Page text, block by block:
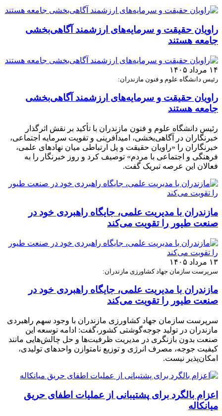
راویان حقیقت و سرمایه‌های ارزشمند آگاهی‌بخشی
جامعه هستند
۱۴ مرداد ۱۴۰۵
رئیس دانشگاه علوم و فنون مازندران:
راویان حقیقت و سرمایه‌های ارزشمند آگاهی‌بخشی
جامعه هستند
رئیس دانشگاه علوم و فنون مازندران با تأکید بر نقش اثرگذار
خبرنگاران در آگاهی‌بخشی، امیدآفرینی و تقویت سرمایه اجتماعی،
خبرنگاران را «راویان حقیقت و پل ارتباطی میان نهادهای علمی،
فرهنگی و اجتماعی با مردم» توصیف کرد و روز خبرنگار را به
فعالان این عرصه تبریک گفت.
مازندران با مدیریت علمی، جایگاه راهبردی خود در
صنعت طیور را تقویت می‌کند
۱۳ مرداد ۱۴۰۵
سرپرست سازمان جهاد کشاورزی مازندران:
مازندران با مدیریت علمی، جایگاه راهبردی خود در
صنعت طیور را تقویت می‌کند
سرپرست سازمان جهاد کشاورزی مازندران با وجود سهم راهبردی
مازندران در تولید جوجه‌گوشتی کشور،گفت: ادامه توسعه این
صنعت بدون بازنگری در مدیریت ظرفیت‌ها و حل چالش‌هایی مانند
کیفیت جوجه، مصرف انرژی و توزیع نامتوازن واحدهای تولیدی،
امکان‌پذیر نیست.
اعزام بالگرد برای پشتیبانی از عملیات اطفای حریق
میانکاله